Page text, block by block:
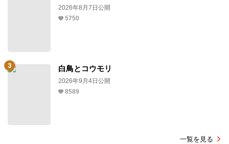
2026年8月7日公開
5750
白鳥とコウモリ
2026年9月4日公開
8589
一覧を見る